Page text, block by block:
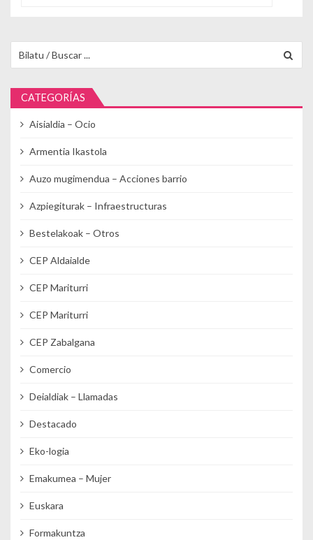
CATEGORÍAS
Aisialdia – Ocio
Armentia Ikastola
Auzo mugimendua – Acciones barrio
Azpiegiturak – Infraestructuras
Bestelakoak – Otros
CEP Aldaialde
CEP Mariturri
CEP Mariturri
CEP Zabalgana
Comercio
Deialdiak – Llamadas
Destacado
Eko-logia
Emakumea – Mujer
Euskara
Formakuntza